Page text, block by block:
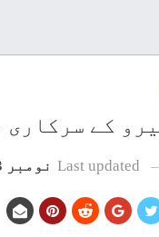
کے سرکاری
Last updated نومبر 13, 2024